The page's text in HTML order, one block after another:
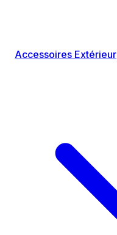
Accessoires Extérieur